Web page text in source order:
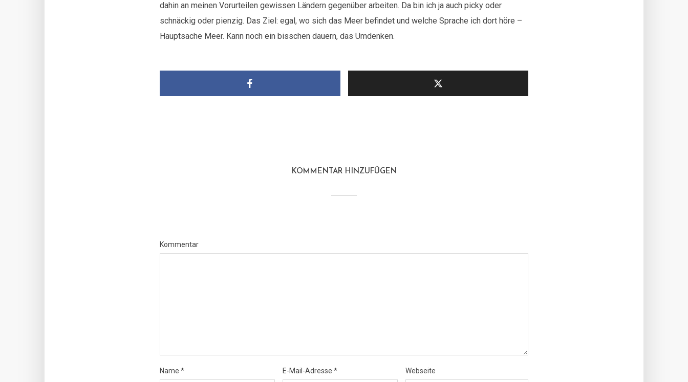
dahin an meinen Vorurteilen gewissen Ländern gegenüber arbeiten. Da bin ich ja auch picky oder
schnäckig oder pienzig. Das Ziel: egal, wo sich das Meer befindet und welche Sprache ich dort höre –
Hauptsache Meer. Kann noch ein bisschen dauern, das Umdenken.
KOMMENTAR HINZUFÜGEN
Kommentar
Name * E-Mail-Adresse * Webseite